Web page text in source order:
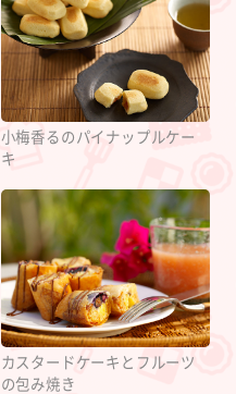
小梅香るのパイナップルケー
キ
カスタードケーキとフルーツ
の包み焼き